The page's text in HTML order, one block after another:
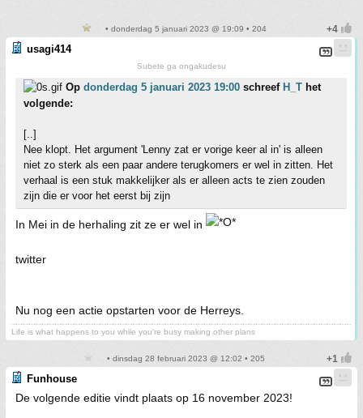
• donderdag 5 januari 2023 @ 19:09 • 204
usagi414
Subete ga ongakudesu
Op donderdag 5 januari 2023 19:00 schreef H_T het
volgende:
[..]
Nee klopt. Het argument 'Lenny zat er vorige keer al in' is alleen
niet zo sterk als een paar andere terugkomers er wel in zitten. Het
verhaal is een stuk makkelijker als er alleen acts te zien zouden
zijn die er voor het eerst bij zijn
In Mei in de herhaling zit ze er wel in
twitter
Nu nog een actie opstarten voor de Herreys.
Life is what happens to you while you're busy making other plans
• dinsdag 28 februari 2023 @ 12:02 • 205
Funhouse
De volgende editie vindt plaats op 16 november 2023!